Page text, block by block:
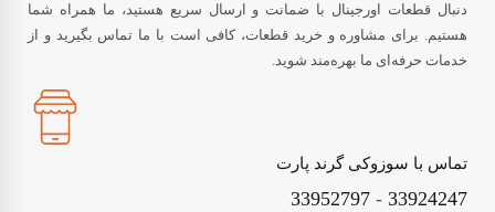
دنبال قطعات اورجینال با ضمانت و ارسال سریع هستید، ما همراه شما
هستیم. برای مشاوره و خرید قطعات، کافی است با ما تماس بگیرید و از
خدمات حرفه‌ای ما بهره‌مند شوید.
تماس با سوزوکی گرند پارت
33924247
-
33952797